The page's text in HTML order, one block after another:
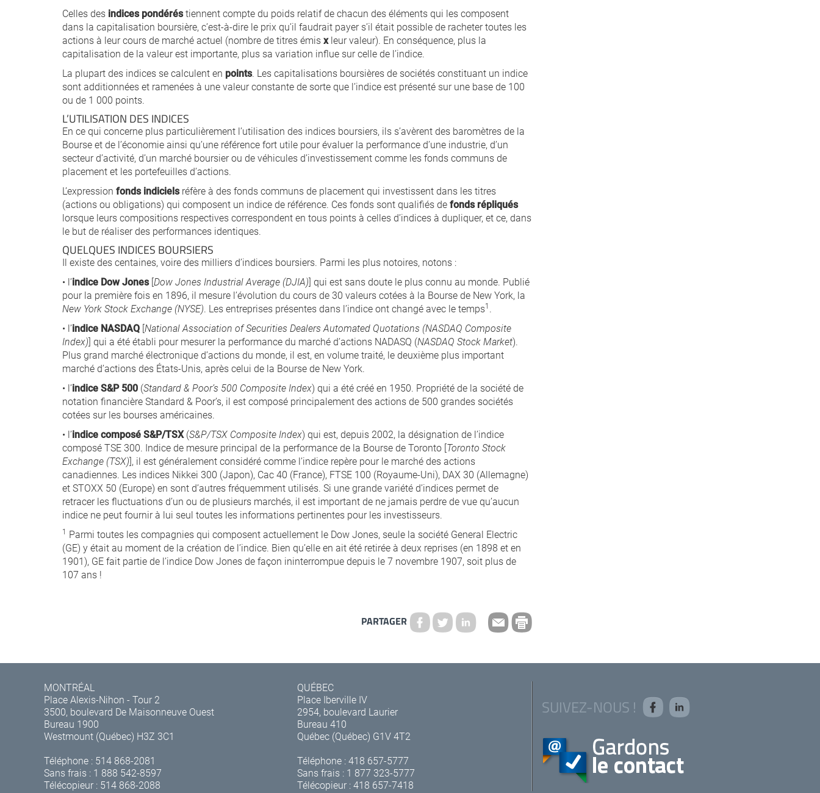
Celles des indices pondéréstiennent compte du poids relatif de chacun des éléments qui les composent
dans la capitalisation boursière, c’est-à-dire le prix qu’il faudrait payer s’il était possible de racheter toutes les
actions à leur cours de marché actuel (nombre de titres émisxleur valeur). En conséquence, plus la
capitalisation de la valeur est importante, plus sa variation influe sur celle de l’indice.
La plupart des indices se calculent en points. Les capitalisations boursières de sociétés constituant un indice
sont additionnées et ramenées à une valeur constante de sorte que l’indice est présenté sur une base de 100
ou de 1 000 points.
L’UTILISATION DES INDICES
En ce qui concerne plus particulièrement l’utilisation des indices boursiers, ils s’avèrent des baromètres de la
Bourse et de l’économie ainsi qu’une référence fort utile pour évaluer la performance d’une industrie, d’un
secteur d’activité, d’un marché boursier ou de véhicules d’investissement comme les fonds communs de
placement et les portefeuilles d’actions.
L’expression fonds indicielsréfère à des fonds communs de placement qui investissent dans les titres
(actions ou obligations) qui composent un indice de référence. Ces fonds sont qualifiés defonds répliqués
lorsque leurs compositions respectives correspondent en tous points à celles d’indices à dupliquer, et ce, dans
le but de réaliser des performances identiques.
QUELQUES INDICES BOURSIERS
Il existe des centaines, voire des milliers d’indices boursiers. Parmi les plus notoires, notons :
• l’indice Dow Jones[Dow Jones Industrial Average (DJIA)] qui est sans doute le plus connu au monde. Publié
pour la première fois en 1896, il mesure l’évolution du cours de 30 valeurs cotées à la Bourse de New York, la
New York Stock Exchange (NYSE). Les entreprises présentes dans l’indice ont changé avec le temps1 .
• l’indice NASDAQ [National Association of Securities Dealers Automated Quotations (NASDAQ Composite
Index)] qui a été établi pour mesurer la performance du marché d’actions NADASQ (NASDAQ Stock Market).
Plus grand marché électronique d’actions du monde, il est, en volume traité, le deuxième plus important
marché d’actions des États-Unis, après celui de la Bourse de New York.
• l’indice S&P 500 (Standard & Poor’s 500 Composite Index) qui a été créé en 1950. Propriété de la société de
notation financière Standard & Poor’s, il est composé principalement des actions de 500 grandes sociétés
cotées sur les bourses américaines.
• l’indice composé S&P/TSX(S&P/TSX Composite Index) qui est, depuis 2002, la désignation de l’indice
composé TSE 300. Indice de mesure principal de la performance de la Bourse de Toronto [Toronto Stock
Exchange (TSX)], il est généralement considéré comme l’indice repère pour le marché des actions
canadiennes. Les indices Nikkei 300 (Japon), Cac 40 (France), FTSE 100 (Royaume-Uni), DAX 30 (Allemagne)
et STOXX 50 (Europe) en sont d’autres fréquemment utilisés. Si une grande variété d’indices permet de
retracer les fluctuations d’un ou de plusieurs marchés, il est important de ne jamais perdre de vue qu’aucun
indice ne peut fournir à lui seul toutes les informations pertinentes pour les investisseurs.
1 Parmi toutes les compagnies qui composent actuellement le Dow Jones, seule la société General Electric
(GE) y était au moment de la création de l’indice. Bien qu’elle en ait été retirée à deux reprises (en 1898 et en
1901), GE fait partie de l’indice Dow Jones de façon ininterrompue depuis le 7 novembre 1907, soit plus de
107 ans !
PARTAGER
MONTRÉAL
Place Alexis-Nihon - Tour 2
3500, boulevard De Maisonneuve Ouest
Bureau 1900
Westmount (Québec) H3Z 3C1
Téléphone : 514 868-2081
Sans frais : 1 888 542-8597
Télécopieur : 514 868-2088
QUÉBEC
Place Iberville IV
2954, boulevard Laurier
Bureau 410
Québec (Québec) G1V 4T2
Téléphone :418 657-5777
Sans frais : 1 877 323-5777
Télécopieur : 418 657-7418
SUIVEZ-NOUS !